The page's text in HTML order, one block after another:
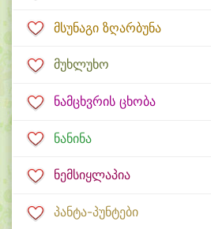
მსუნაგი ზღარბუნა
მუხლუხო
ნამცხვრის ცხობა
ნანინა
ნემსიყლაპია
პანტა-პუნტები